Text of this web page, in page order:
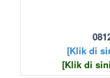
[Klik di
[Klik di